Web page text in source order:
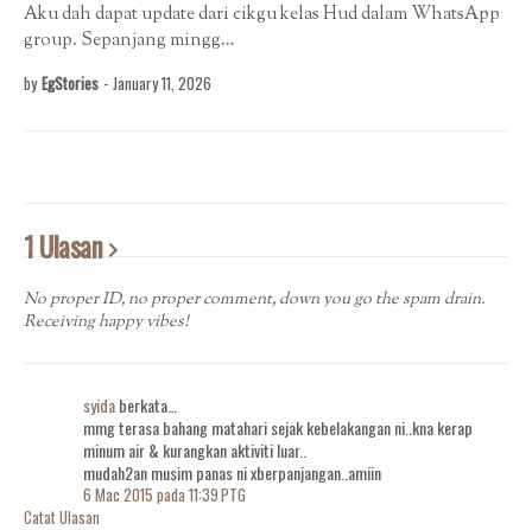
Aku dah dapat update dari cikgu kelas Hud dalam WhatsApp
group. Sepanjang mingg…
by EgStories - January 11, 2026
1 Ulasan
No proper ID, no proper comment, down you go the spam drain.
Receiving happy vibes!
syidaberkata…
mmg terasa bahang matahari sejak kebelakangan ni..kna kerap
minum air & kurangkan aktiviti luar..
mudah2an musim panas ni xberpanjangan..amiin
6 Mac 2015 pada 11:39 PTG
Catat Ulasan